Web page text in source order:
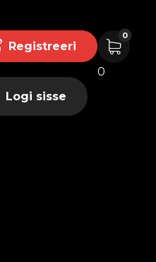
0
Registreeri
Logi sisse